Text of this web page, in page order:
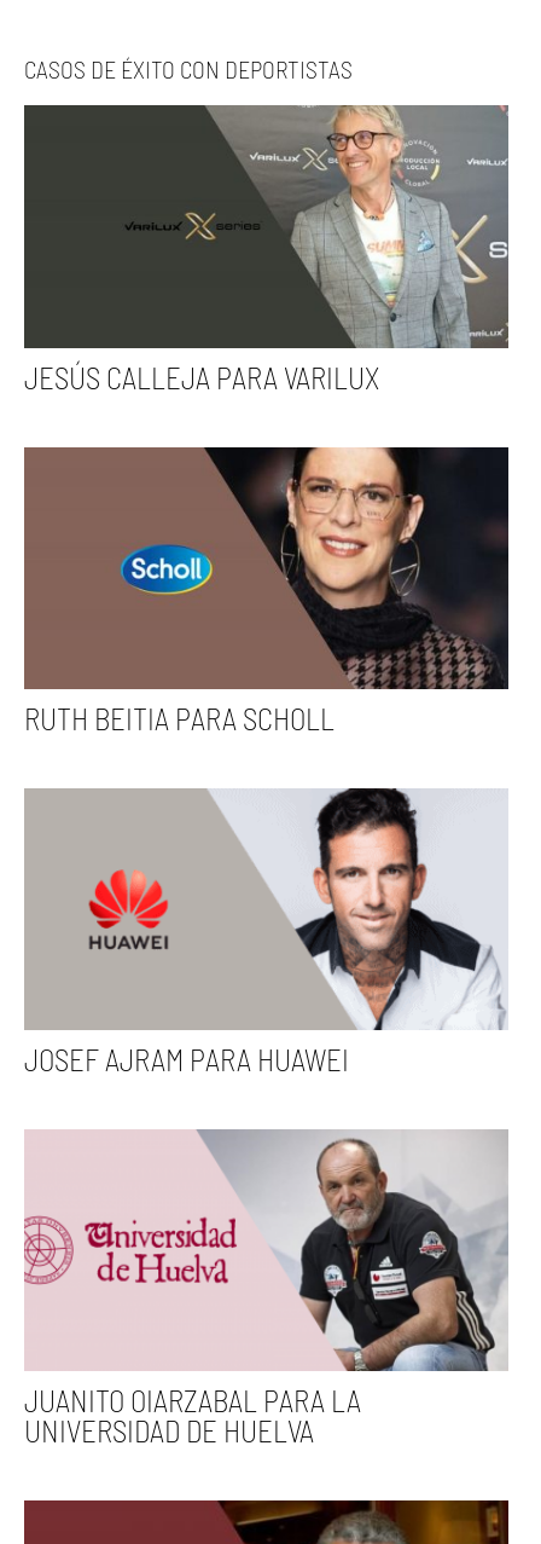
CASOS DE ÉXITO CON DEPORTISTAS
JESÚS CALLEJA PARA VARILUX
RUTH BEITIA PARA SCHOLL
JOSEF AJRAM PARA HUAWEI
JUANITO OIARZABAL PARA LA
UNIVERSIDAD DE HUELVA